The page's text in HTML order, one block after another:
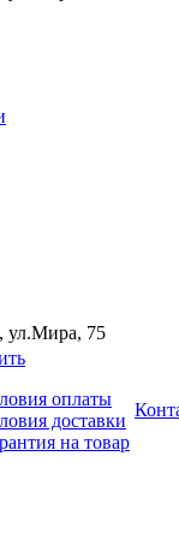
ул.Мира, 75
оплаты
доставки
на товар